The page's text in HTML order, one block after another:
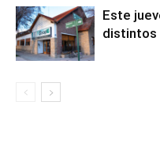
Este
distintos